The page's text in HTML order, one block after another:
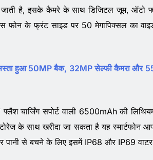
जाती है, इसके कैमरे के साथ डिजिटल जूम, ऑटो
फोन के फ्रंट साइड पर 50 मेगापिक्सल का
हुआ 50MP बैक, 32MP सेल्फी कैमरा और
चार्जिंग सपोर्ट वाली 6500mAh की
के साथ खरीदा जा सकता है यह स्मार्टफोन
से बचने के लिए इसमें IP68 और IP69 वाटर